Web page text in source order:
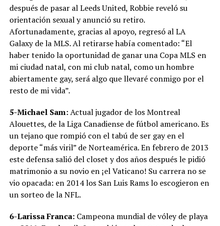
después de pasar al Leeds United, Robbie reveló su
orientación sexual y anunció su retiro.
Afortunadamente, gracias al apoyo, regresó al LA
Galaxy de la MLS. Al retirarse había comentado: “El
haber tenido la oportunidad de ganar una Copa MLS en
mi ciudad natal, con mi club natal, como un hombre
abiertamente gay, será algo que llevaré conmigo por el
resto de mi vida”.
5-Michael Sam:Actual jugador de los Montreal
Alouettes, de la Liga Canadiense de fútbol americano. Es
un tejano que rompió con el tabú de ser gay en el
deporte “más viril” de Norteamérica. En febrero de 2013
este defensa salió del closet y dos años después le pidió
matrimonio a su novio en ¡el Vaticano! Su carrera no se
vio opacada: en 2014 los San Luis Rams lo escogieron en
un sorteo de la NFL.
6-Larissa Franca: Campeona mundial de vóley de playa